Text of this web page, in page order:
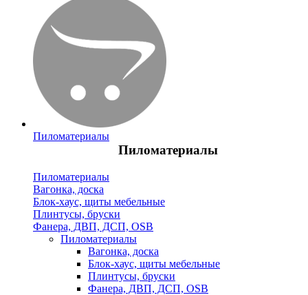
Пиломатериалы
Пиломатериалы
Пиломатериалы
Вагонка, доска
Блок-хаус, щиты мебельные
Плинтусы, бруски
Фанера, ДВП, ДСП, OSB
Пиломатериалы
Вагонка, доска
Блок-хаус, щиты мебельные
Плинтусы, бруски
Фанера, ДВП, ДСП, OSB